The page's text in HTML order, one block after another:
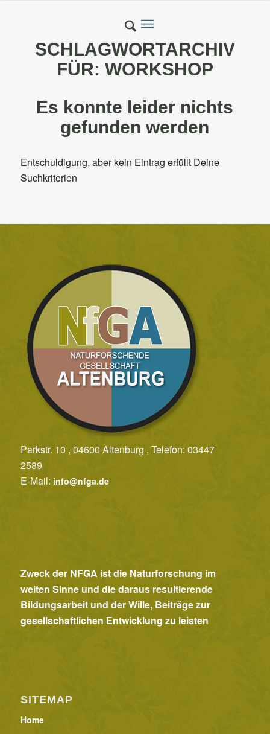
SCHLAGWORTARCHIV
FÜR: WORKSHOP
Es konnte leider nichts
gefunden werden
Entschuldigung, aber kein Eintrag erfüllt Deine
Suchkriterien
Parkstr. 10 , 04600 Altenburg , Telefon: 03447
2589
E-Mail: info@nfga.de
Zweck der NFGA ist die Naturforschung im
weiten Sinne und die daraus resultierende
Bildungsarbeit und der Wille, Beiträge zur
gesellschaftlichen Entwicklung zu leisten
SITEMAP
Home